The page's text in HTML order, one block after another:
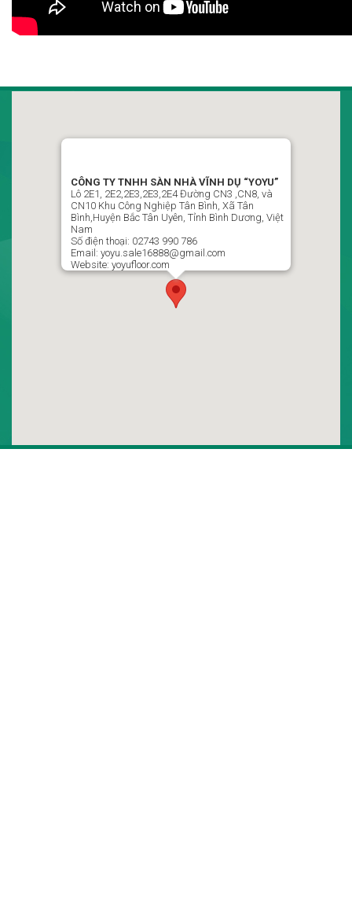
“YOYU”
Phường Vĩnh Tân , Thành Phố Hồ Chí Minh, Việt Nam
02743 990 786 / 0988499951 Ms : Ngọc Thủy P Kinh Doanh
yoyu.sale16888@gmail.com
Theo dõi chúng tôi trên
CÔNG TY TNHH SÀN NHÀ VĨNH DỤ “YOYU”
Lô 2E1, 2E2,2E3,2E3,2E4 Đường CN3 ,CN8, và
CN10 Khu Công Nghiệp Tân Bình, Xã Tân
Bình,Huyện Bắc Tân Uyên, Tỉnh Bình Dương, Việt
Nam
Số điện thoại: 02743 990 786
Email: yoyu.sale16888@gmail.com
Website: yoyufloor.com